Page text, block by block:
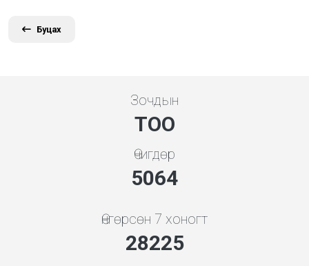
Буцах
Зочдын
ТОО
Өчигдөр
5453
Өнгөрсөн 7 хоногт
30396